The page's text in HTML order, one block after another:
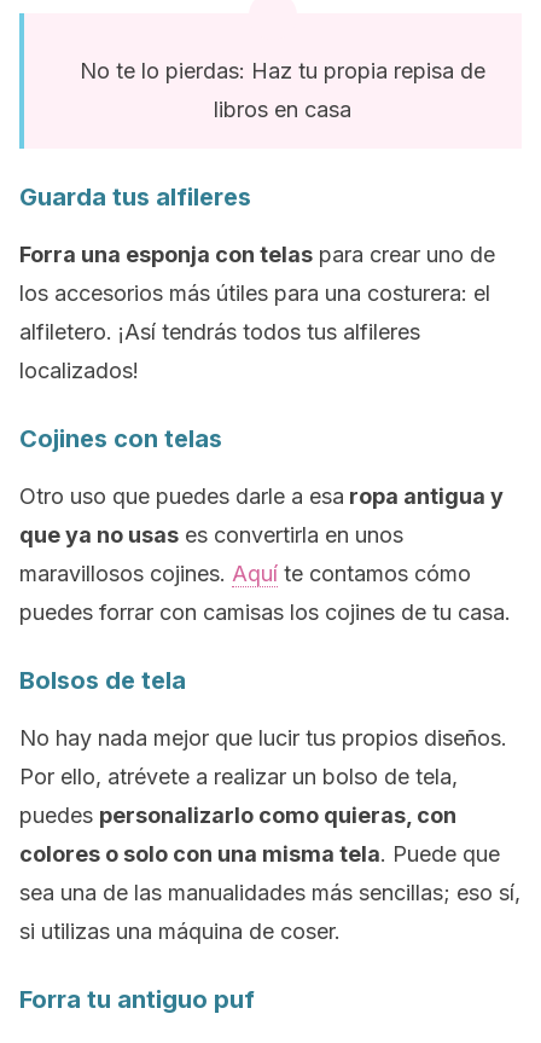
No te lo pierdas: Haz tu propia repisa de
libros en casa
Guarda tus alfileres
Forra una esponja con telas para crear uno de
los accesorios más útiles para una costurera: el
alfiletero. ¡Así tendrás todos tus alfileres
localizados!
Cojines con telas
Otro uso que puedes darle a esa ropa antigua y
que ya no usas es convertirla en unos
maravillosos cojines. Aquí te contamos cómo
puedes forrar con camisas los cojines de tu casa.
Bolsos de tela
No hay nada mejor que lucir tus propios diseños.
Por ello, atrévete a realizar un bolso de tela,
puedes personalizarlo como quieras, con
colores o solo con una misma tela. Puede que
sea una de las manualidades más sencillas; eso sí,
si utilizas una máquina de coser.
Forra tu antiguo puf